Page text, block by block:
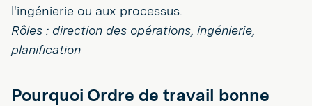
l'ingénierie ou aux processus.
Rôles : direction des opérations, ingénierie,
planification
Pourquoi Ordre de travail bonne